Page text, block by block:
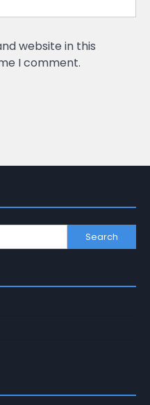
website in this
I comment.
Search